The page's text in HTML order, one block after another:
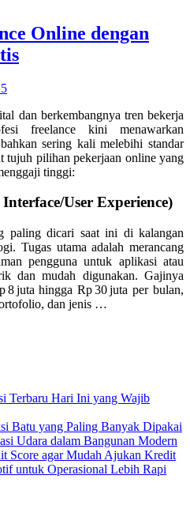
Online dengan
dan berkembangnya tren bekerja
freelance kini menawarkan
sering kali melebihi standar
tujuh pilihan pekerjaan online yang
tinggi:
User Experience)
paling dicari saat ini di kalangan
Tugas utama adalah merancang
pengguna untuk aplikasi atau
dan mudah digunakan. Gajinya
8 juta hingga Rp 30 juta per bulan,
dan jenis …
Terbaru Hari Ini yang Wajib
Batu yang Paling Banyak Dipakai
Udara dalam Bangunan Modern
Score agar Mudah Ajukan Kredit
untuk Operasional Lebih Rapi